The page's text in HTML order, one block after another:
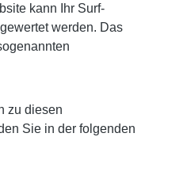
kann Ihr Surf-
werden. Das
zu diesen
Sie in der folgenden